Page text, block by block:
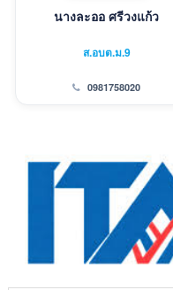
นางละออ ศรีวงแก้ว
ส.อบต.ม.9
0981758020